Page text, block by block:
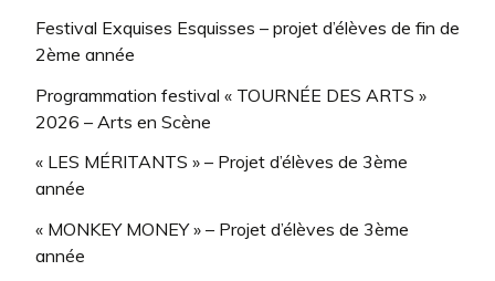
Festival Exquises Esquisses – projet d’élèves de fin de
2ème année
Programmation festival « TOURNÉE DES ARTS »
2026 – Arts en Scène
« LES MÉRITANTS » – Projet d’élèves de 3ème
année
« MONKEY MONEY » – Projet d’élèves de 3ème
année